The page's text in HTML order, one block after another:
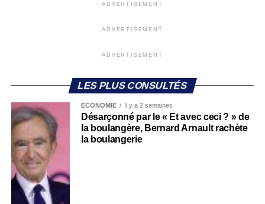
ADVERTISEMENT
ADVERTISEMENT
ADVERTISEMENT
LES PLUS CONSULTÉS
ECONOMIE Il y a 2 semaines
Désarçonné par le « Et avec ceci ? » de
la boulangère, Bernard Arnault rachète
la boulangerie